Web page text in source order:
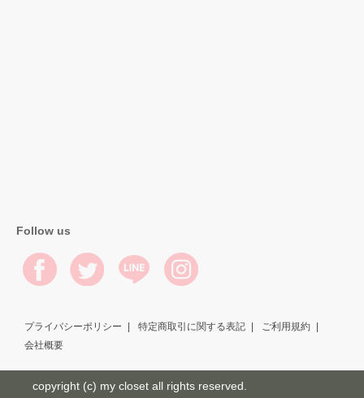
Follow us
プライバシーポリシー 特定商取引に関する表記
ご利用規約
会社概要
copyright (c) my closet all rights reserved.